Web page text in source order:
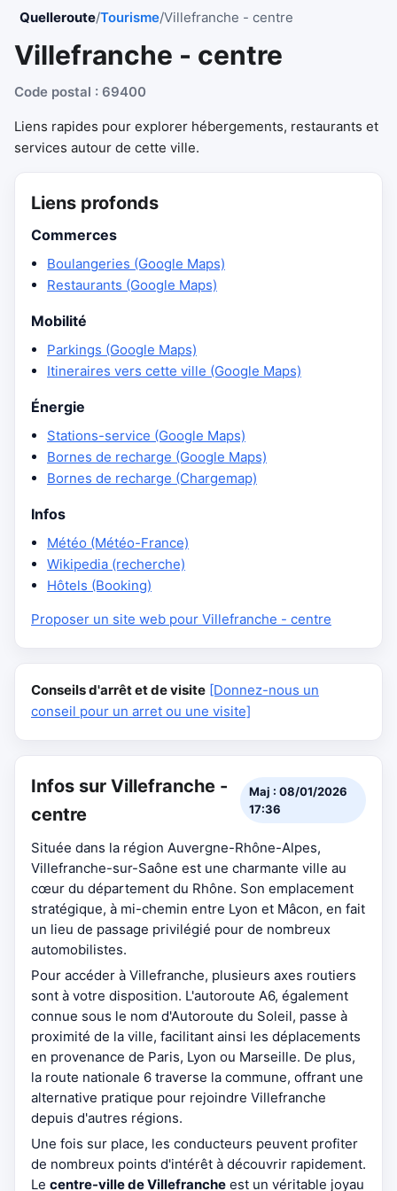
Quelleroute/Tourisme/Villefranche - centre
Villefranche - centre
Code postal : 69400
Liens rapides pour explorer hébergements, restaurants et
services autour de cette ville.
Liens profonds
Commerces
Boulangeries (Google Maps)
Restaurants (Google Maps)
Mobilité
Parkings (Google Maps)
Itineraires vers cette ville (Google Maps)
Énergie
Stations-service (Google Maps)
Bornes de recharge (Google Maps)
Bornes de recharge (Chargemap)
Infos
Météo (Météo-France)
Wikipedia (recherche)
Hôtels (Booking)
Proposer un site web pour Villefranche - centre
Conseils d'arrêt et de visite [Donnez-nous un
conseil pour un arret ou une visite]
Infos sur Villefranche -
centre
Maj : 08/01/2026
17:36
Située dans la région Auvergne-Rhône-Alpes,
Villefranche-sur-Saône est une charmante ville au
cœur du département du Rhône. Son emplacement
stratégique, à mi-chemin entre Lyon et Mâcon, en fait
un lieu de passage privilégié pour de nombreux
automobilistes.
Pour accéder à Villefranche, plusieurs axes routiers
sont à votre disposition. L'autoroute A6, également
connue sous le nom d'Autoroute du Soleil, passe à
proximité de la ville, facilitant ainsi les déplacements
en provenance de Paris, Lyon ou Marseille. De plus,
la route nationale 6 traverse la commune, offrant une
alternative pratique pour rejoindre Villefranche
depuis d'autres régions.
Une fois sur place, les conducteurs peuvent profiter
de nombreux points d'intérêt à découvrir rapidement.
Le centre-ville de Villefranche est un véritable joyau